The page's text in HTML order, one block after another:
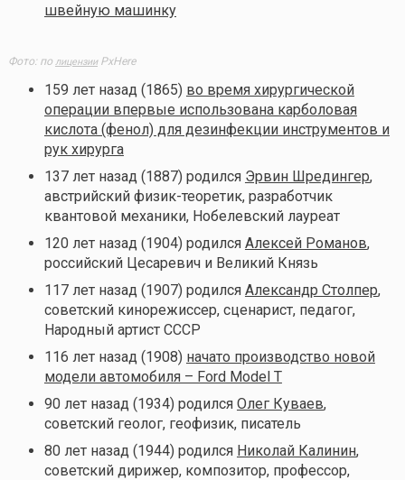
швейную машинку
Фото: по лицензииPxHere
159 лет назад (1865) во время хирургической
операции впервые использована карболовая
кислота (фенол) для дезинфекции инструментов и
рук хирурга
137 лет назад (1887) родился Эрвин Шредингер,
австрийский физик-теоретик, разработчик
квантовой механики, Нобелевский лауреат
120 лет назад (1904) родился Алексей Романов,
российский Цесаревич и Великий Князь
117 лет назад (1907) родился Александр Столпер,
советский кинорежиссер, сценарист, педагог,
Народный артист СССР
116 лет назад (1908) начато производство новой
модели автомобиля – Ford Model T
90 лет назад (1934) родился Олег Куваев,
советский геолог, геофизик, писатель
80 лет назад (1944) родился Николай Калинин,
советский дирижер, композитор, профессор,